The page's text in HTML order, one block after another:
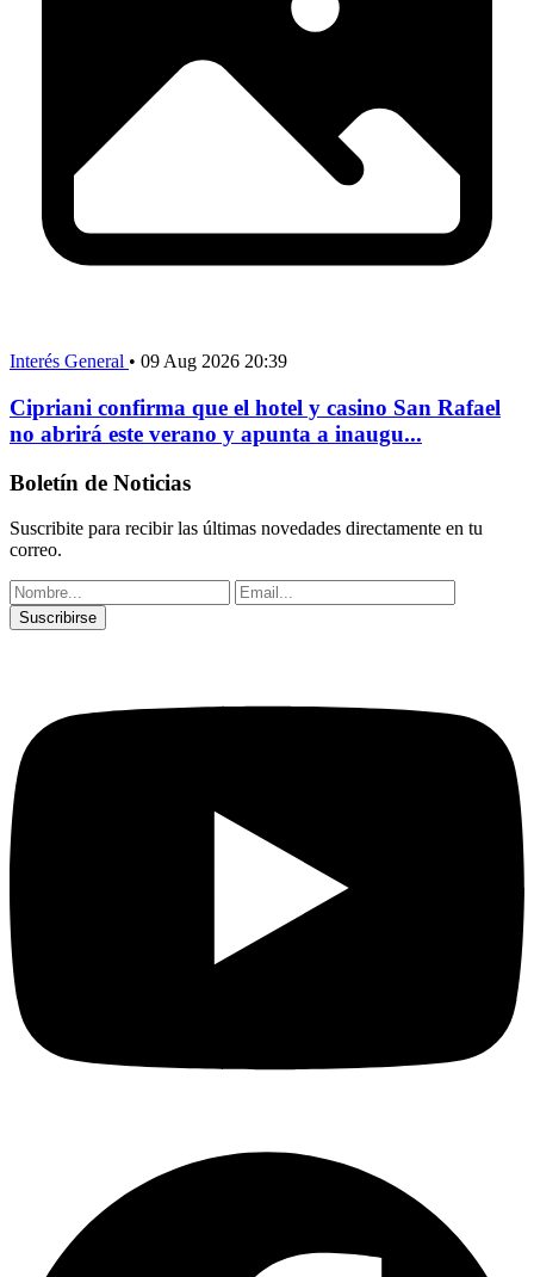
Interés General • 09 Aug 2026 20:39
Cipriani confirma que el hotel y casino San Rafael
no abrirá este verano y apunta a inaugu...
Boletín de Noticias
Suscribite para recibir las últimas novedades directamente en tu
correo.
Suscribirse